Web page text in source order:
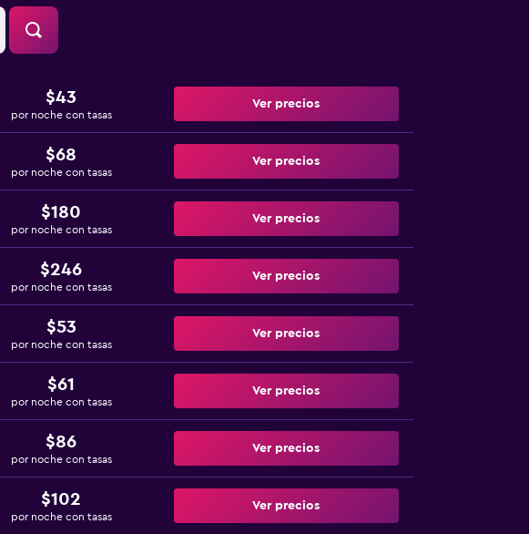
$43
por noche con tasas
Ver precios
$68
por noche con tasas
Ver precios
$180
por noche con tasas
Ver precios
$246
por noche con tasas
Ver precios
$53
por noche con tasas
Ver precios
$61
por noche con tasas
Ver precios
$86
por noche con tasas
Ver precios
$102
por noche con tasas
Ver precios